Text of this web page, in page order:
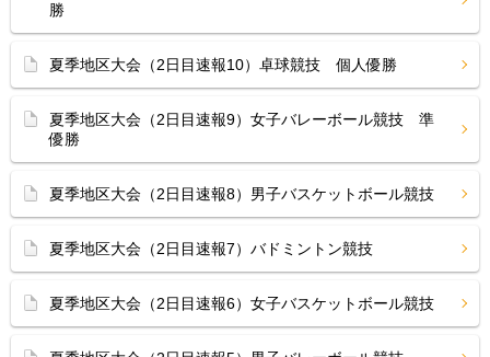
勝
夏季地区大会（2日目速報10）卓球競技 個人優勝
夏季地区大会（2日目速報9）女子バレーボール競技 準
優勝
夏季地区大会（2日目速報8）男子バスケットボール競技
夏季地区大会（2日目速報7）バドミントン競技
夏季地区大会（2日目速報6）女子バスケットボール競技